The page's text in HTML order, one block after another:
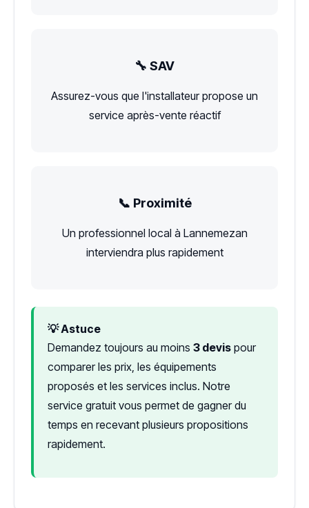
🔧 SAV
Assurez-vous que l'installateur propose un
service après-vente réactif
📞 Proximité
Un professionnel local à Lannemezan
interviendra plus rapidement
💡 Astuce
Demandez toujours au moins 3 devis pour
comparer les prix, les équipements
proposés et les services inclus. Notre
service gratuit vous permet de gagner du
temps en recevant plusieurs propositions
rapidement.